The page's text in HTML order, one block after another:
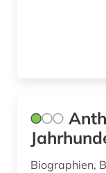
Biographien,